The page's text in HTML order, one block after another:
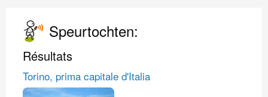
Speurtochten:
Résultats
Torino, prima capitale d'Italia